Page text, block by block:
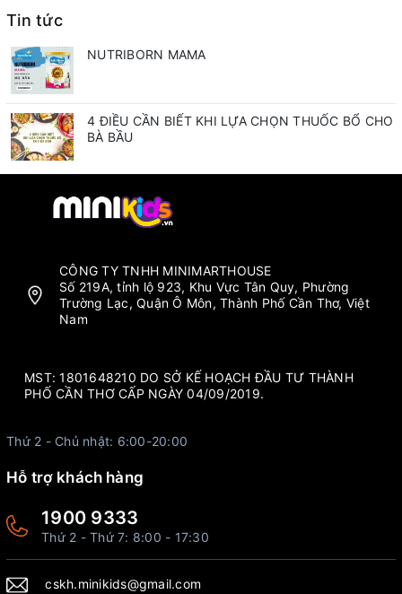
Tin tức
NUTRIBORN MAMA
4 ĐIỀU CẦN BIẾT KHI LỰA CHỌN THUỐC BỔ CHO
BÀ BẦU
CÔNG TY TNHH MINIMARTHOUSE
Số 219A, tỉnh lộ 923, Khu Vực Tân Quy, Phường
Trường Lạc, Quận Ô Môn, Thành Phố Cần Thơ, Việt
Nam
MST: 1801648210 DO SỞ KẾ HOẠCH ĐẦU TƯ THÀNH
PHỐ CẦN THƠ CẤP NGÀY 04/09/2019.
Thứ 2 - Chủ nhật: 6:00-20:00
Hỗ trợ khách hàng
1900 9333
Thứ 2 - Thứ 7: 8:00 - 17:30
cskh.minikids@gmail.com